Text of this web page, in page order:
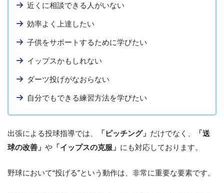
近くに相談できる人がいない
効率よく上達したい
子供をサポートするために学びたい
イップスかもしれない
ダーツ投げがなおらない
自分でもできる練習方法を学びたい
出張による投球指導では、 「ピッチング」 だけでなく、
「送
球の改善」 や 「イップスの克服」 にも対応しております。
野球において“投げる”という動作は、非常に重要な要素です。